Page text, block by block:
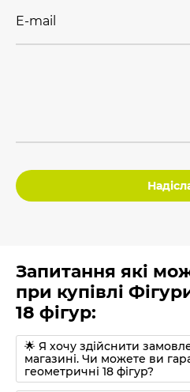
E-mail
Запитання які
при купівлі
18 фігур:
🌟 Я хочу здійснити
магазині. Чи можете ви
геометричні 18 фігур?